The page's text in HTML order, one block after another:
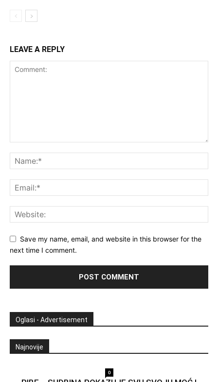
LEAVE A REPLY
Save my name, email, and website in this browser for the
next time I comment.
Oglasi - Advertisement
Najnovije
0